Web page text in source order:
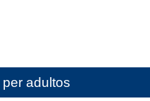
adultos